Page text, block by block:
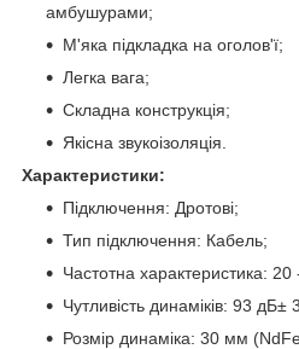
амбушурами;
М'яка підкладка на оголов'ї;
Легка вага;
Складна конструкція;
Якісна звукоізоляція.
Характеристики:
Підключення: Дротові;
Тип підключення: Кабель;
Частотна характеристика:
Чутливість динаміків: 93 дБ±
Розмір динаміка: 30 мм